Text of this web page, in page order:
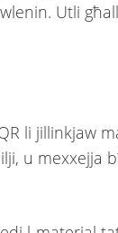
Utli
li jillinkjaw
u mexxejja